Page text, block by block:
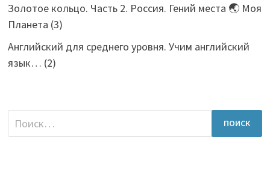
Золотое кольцо. Часть 2. Россия. Гений места 🌏 Моя
Планета (3)
Английский для среднего уровня. Учим английский
язык… (2)
Найти: